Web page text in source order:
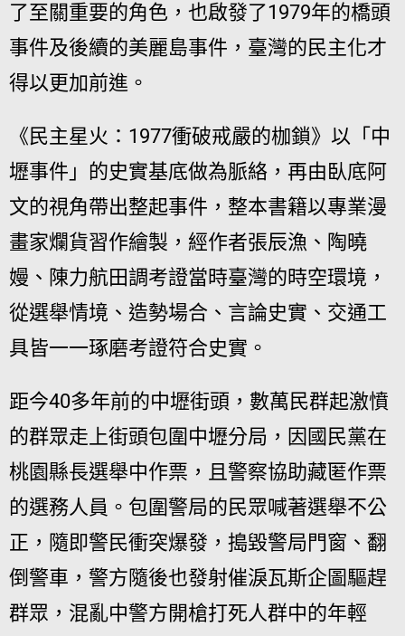
了至關重要的角色，也啟發了1979年的橋頭
事件及後續的美麗島事件，臺灣的民主化才
得以更加前進。
《民主星火：1977衝破戒嚴的枷鎖》以「中
壢事件」的史實基底做為脈絡，再由臥底阿
文的視角帶出整起事件，整本書籍以專業漫
畫家爛貨習作繪製，經作者張辰漁、陶曉
嫚、陳力航田調考證當時臺灣的時空環境，
從選舉情境、造勢場合、言論史實、交通工
具皆一一琢磨考證符合史實。
距今40多年前的中壢街頭，數萬民群起激憤
的群眾走上街頭包圍中壢分局，因國民黨在
桃園縣長選舉中作票，且警察協助藏匿作票
的選務人員。包圍警局的民眾喊著選舉不公
正，隨即警民衝突爆發，搗毀警局門窗、翻
倒警車，警方隨後也發射催淚瓦斯企圖驅趕
群眾，混亂中警方開槍打死人群中的年輕